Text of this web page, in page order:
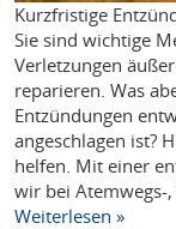
Kurzfristige
Sie sind wichtige
Verletzungen
reparieren. Was
Entzündungen
angeschlagen ist?
helfen. Mit einer
wir bei Atemwegs-
Weiterlesen »